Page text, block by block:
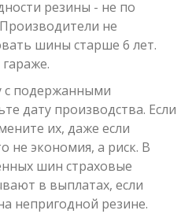
резины - не по
не
шины старше 6 лет.
с подержанными
дату производства. Если
их, даже если
не экономия, а риск. В
шин страховые
в выплатах, если
непригодной резине.